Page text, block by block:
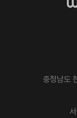
충청남도